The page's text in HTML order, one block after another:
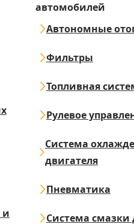
и
автомобилей
Автономные
Фильтры
Топливная
Рулевое
Система
двигателя
Пневматика
Система смазки